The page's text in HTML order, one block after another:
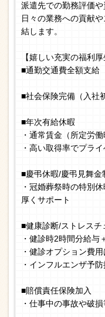
派遣先での勤務評価や
日々の業務への貢献
結します。
【嬉しい充実の福利厚
■通勤交通費全額支給
■社会保険完備（入社
■年次有給休暇
・通常賃金（所定労
・高い取得率でプラ
■慶弔休暇/慶弔見舞金
・冠婚葬祭時の特別
厚くサポート
■健康診断/ストレスチ
・健診時2時間分給与
・健診オプション費
・インフルエンザ予
■賠償責任保険加入
・仕事中の事故や破